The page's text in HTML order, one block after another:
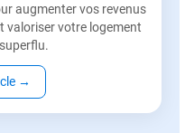
augmenter vos revenus
valoriser votre logement
→